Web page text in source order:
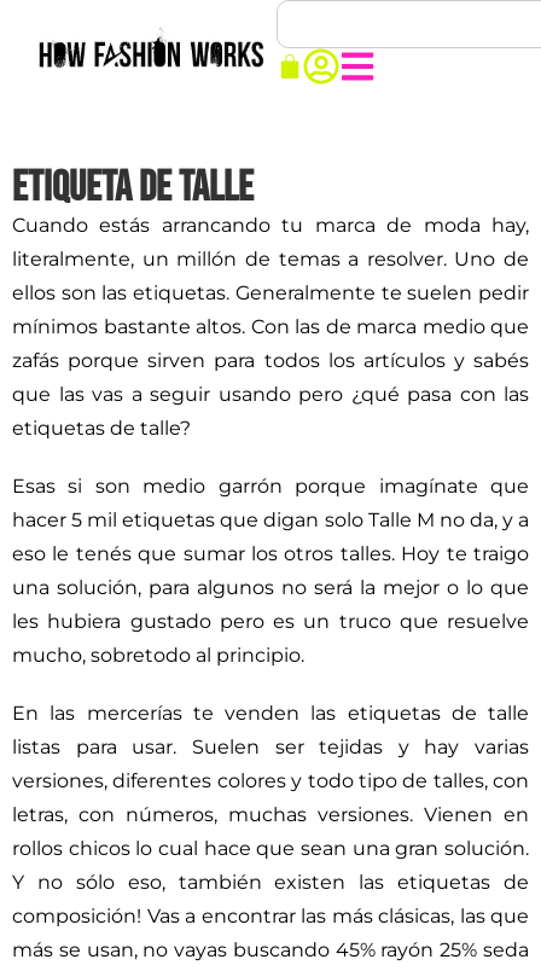
ETIQUETA DE TALLE
Cuando estás arrancando tu marca de moda hay,
literalmente, un millón de temas a resolver. Uno de
ellos son las etiquetas. Generalmente te suelen pedir
mínimos bastante altos. Con las de marca medio que
zafás porque sirven para todos los artículos y sabés
que las vas a seguir usando pero ¿qué pasa con las
etiquetas de talle?
Esas si son medio garrón porque imagínate que
hacer 5 mil etiquetas que digan solo Talle M no da, y a
eso le tenés que sumar los otros talles. Hoy te traigo
una solución, para algunos no será la mejor o lo que
les hubiera gustado pero es un truco que resuelve
mucho, sobretodo al principio.
En las mercerías te venden las etiquetas de talle
listas para usar. Suelen ser tejidas y hay varias
versiones, diferentes colores y todo tipo de talles, con
letras, con números, muchas versiones. Vienen en
rollos chicos lo cual hace que sean una gran solución.
Y no sólo eso, también existen las etiquetas de
composición! Vas a encontrar las más clásicas, las que
más se usan, no vayas buscando 45% rayón 25% seda